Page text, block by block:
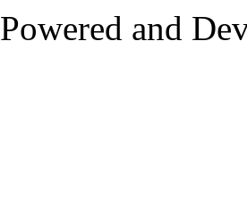
Powered and